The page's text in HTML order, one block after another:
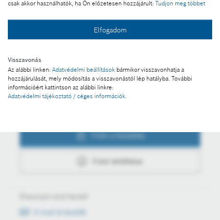
csak akkor használhatók, ha Ön előzetesen hozzájárult: Tudjon meg többet
Elfogadom
Visszavonás
Az alábbi linken: Adatvédelmi beállítások bármikor visszavonhatja a
hozzájárulását, mely módosítás a visszavonástól lép hatályba. További
információért kattintson az alábbi linkre:
Adatvédelmi tájékoztató / céges információk.
Fotó a kosárba
Fotó letöltése
Fotó a kosárba
Fotó letöltése
E-mail értesítők